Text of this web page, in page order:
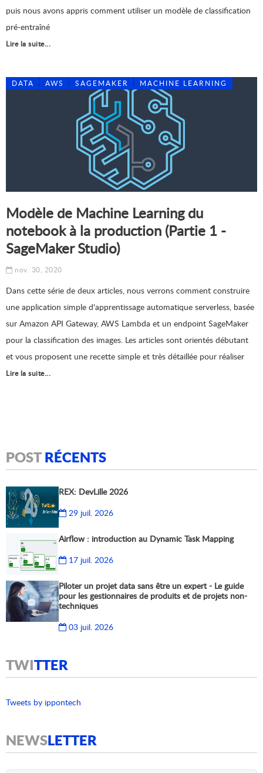
puis nous avons appris comment utiliser un modèle de classification
pré-entraîné
Lire la suite...
DATA AWS SAGEMAKER MACHINE LEARNING
Modèle de Machine Learning du
notebook à la production (Partie 1 -
SageMaker Studio)
nov. 30, 2020
Dans cette série de deux articles, nous verrons comment construire
une application simple d'apprentissage automatique serverless, basée
sur Amazon API Gateway, AWS Lambda et un endpoint SageMaker
pour la classification des images. Les articles sont orientés débutant
et vous proposent une recette simple et très détaillée pour réaliser
Lire la suite...
POST RÉCENTS
REX: DevLille 2026
29 juil. 2026
Airflow : introduction au Dynamic Task Mapping
17 juil. 2026
Piloter un projet data sans être un expert - Le guide
pour les gestionnaires de produits et de projets non-
techniques
03 juil. 2026
TWITTER
Tweets by ippontech
NEWSLETTER